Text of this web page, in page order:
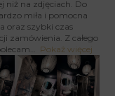
niż na zdjęciach. Do
miła i pomocna
oraz szybki czas
zamówienia. Z całego
Pokaż więcej